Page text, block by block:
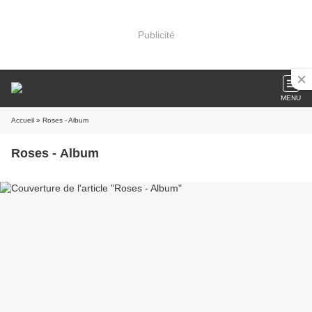
Publicité
MENU
Accueil » Roses - Album
Roses - Album